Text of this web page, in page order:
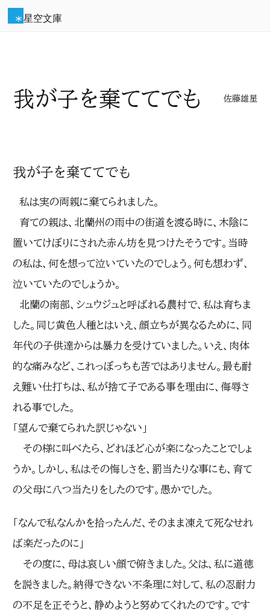
星空文庫
我が子を棄ててでも 佐藤雄星
我が子を棄ててでも
私は実の両親に棄てられました。
育ての親は、北蘭州の雨中の街道を渡る時に、木陰に
置いてけぼりにされた赤ん坊を見つけたそうです。当時
の私は、何を想って泣いていたのでしょう。何も想わず、
泣いていたのでしょうか。
北蘭の南部、シュウジュと呼ばれる農村で、私は育ちま
した。同じ黄色人種とはいえ、顔立ちが異なるために、同
年代の子供達からは暴力を受けていました。いえ、肉体
的な痛みなど、これっぽっちも苦ではありません。最も耐
え難い仕打ちは、私が捨て子である事を理由に、侮辱さ
れる事でした。
「望んで棄てられた訳じゃない」
その様に叫べたら、どれほど心が楽になったことでしょ
うか。しかし、私はその悔しさを、罰当たりな事にも、育て
の父母に八つ当たりをしたのです。愚かでした。
「なんで私なんかを拾ったんだ、そのまま凍えて死なせれ
ば楽だったのに」
その度に、母は哀しい顔で俯きました。父は、私に道徳
を説きました。納得できない不条理に対して、私の忍耐力
の不足を正そうと、静めようと努めてくれたのです。です